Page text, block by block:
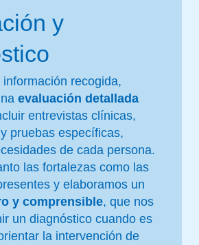
y
recogida,
evaluación detallada
entrevistas clínicas,
pruebas específicas,
de cada persona.
las fortalezas como las
y elaboramos un
y comprensible, que nos
un diagnóstico cuando es
la intervención de